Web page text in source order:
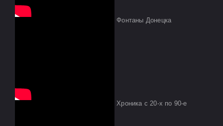
Фонтаны Донецка
Хроника с 20-х по 90-е